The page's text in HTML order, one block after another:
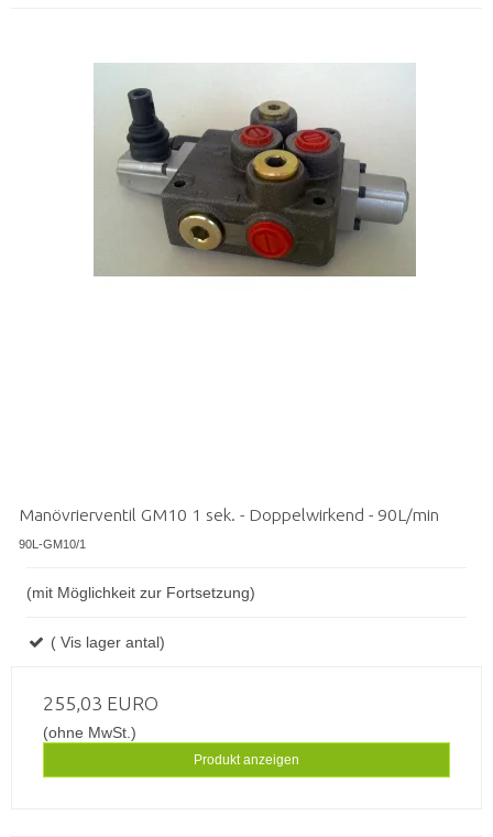
Manövrierventil GM10 1 sek. - Doppelwirkend - 90L/min
90L-GM10/1
(mit Möglichkeit zur Fortsetzung)
( Vis lager antal)
255,03 EURO
(ohne MwSt.)
Produkt anzeigen